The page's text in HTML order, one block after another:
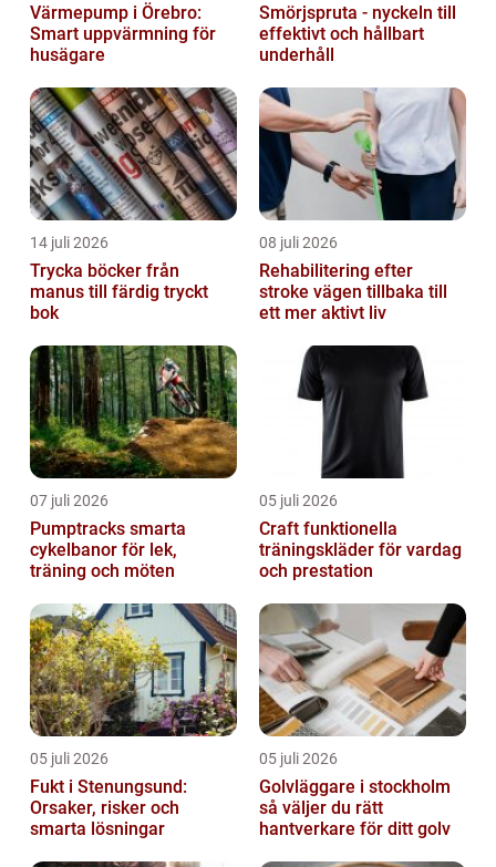
Värmepump i Örebro:
Smart uppvärmning för
husägare
Smörjspruta - nyckeln till
effektivt och hållbart
underhåll
14 juli 2026
Trycka böcker från
manus till färdig tryckt
bok
08 juli 2026
Rehabilitering efter
stroke vägen tillbaka till
ett mer aktivt liv
07 juli 2026
Pumptracks smarta
cykelbanor för lek,
träning och möten
05 juli 2026
Craft funktionella
träningskläder för vardag
och prestation
05 juli 2026
Fukt i Stenungsund:
Orsaker, risker och
smarta lösningar
05 juli 2026
Golvläggare i stockholm
så väljer du rätt
hantverkare för ditt golv